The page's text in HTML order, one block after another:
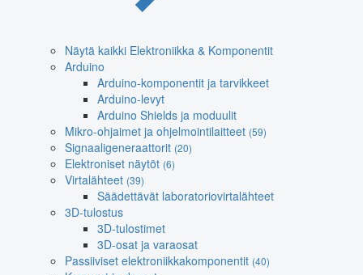
Näytä kaikki Elektroniikka & Komponentit
Arduino
Arduino-komponentit ja tarvikkeet
Arduino-levyt
Arduino Shields ja moduulit
Mikro-ohjaimet ja ohjelmointilaitteet (59)
Signaaligeneraattorit (20)
Elektroniset näytöt (6)
Virtalähteet (39)
Säädettävät laboratoriovirtalähteet
3D-tulostus
3D-tulostimet
3D-osat ja varaosat
Passiiviset elektroniikkakomponentit (40)